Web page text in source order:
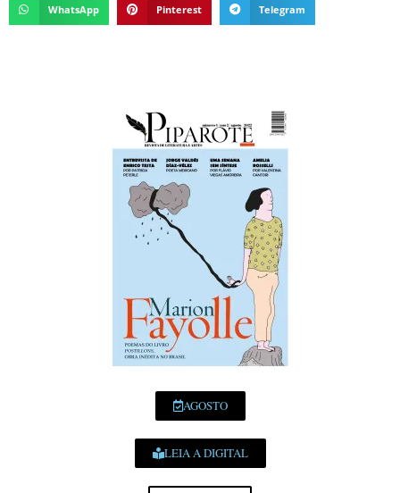
WhatsApp Pinterest Telegram
AGOSTO
LEIA A DIGITAL